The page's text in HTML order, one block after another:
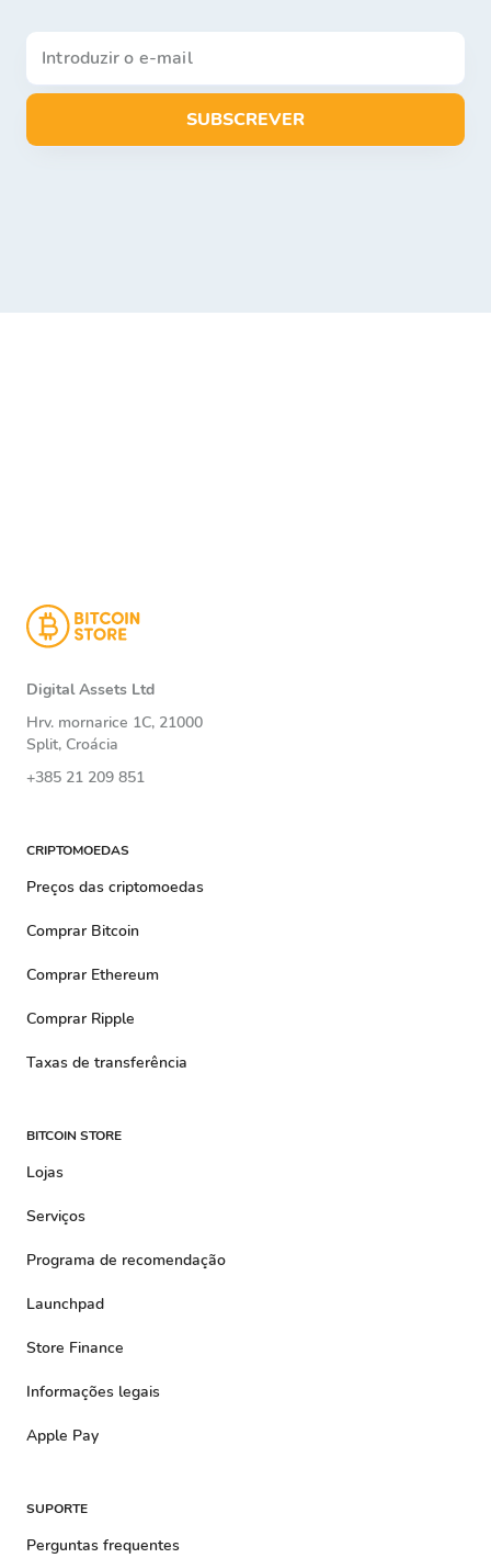
SUBSCREVER
Digital Assets Ltd
Hrv. mornarice 1C, 21000
Split, Croácia
+385 21 209 851
CRIPTOMOEDAS
Preços das criptomoedas
Comprar Bitcoin
Comprar Ethereum
Comprar Ripple
Taxas de transferência
BITCOIN STORE
Lojas
Serviços
Programa de recomendação
Launchpad
Store Finance
Informações legais
Apple Pay
SUPORTE
Perguntas frequentes